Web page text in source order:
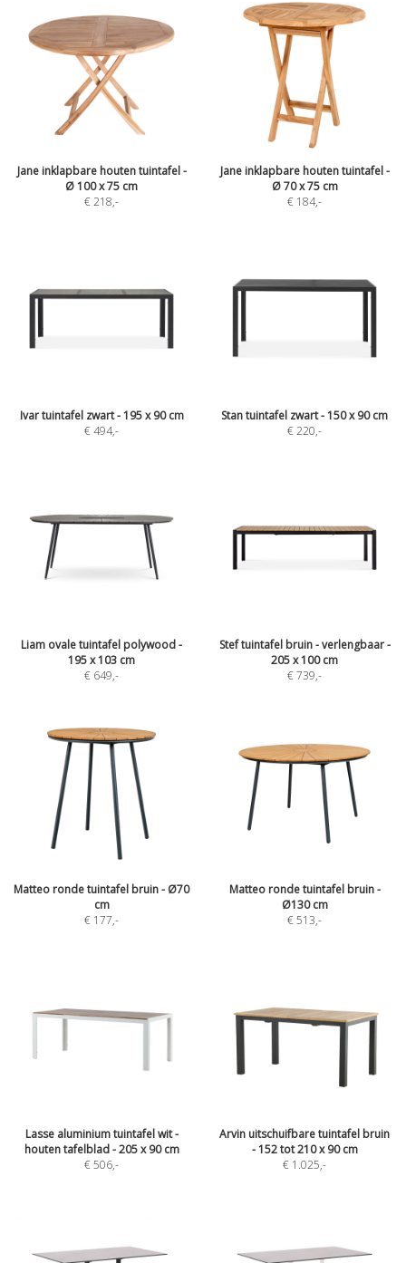
Jane inklapbare houten tuintafel -
Ø 100 x 75 cm
€ 218,-
Jane inklapbare houten tuintafel -
Ø 70 x 75 cm
€ 184,-
Ivar tuintafel zwart - 195 x 90 cm
€ 494,-
Stan tuintafel zwart - 150 x 90 cm
€ 220,-
Liam ovale tuintafel polywood -
195 x 103 cm
€ 649,-
Stef tuintafel bruin - verlengbaar -
205 x 100 cm
€ 739,-
Matteo ronde tuintafel bruin - Ø70
cm
€ 177,-
Matteo ronde tuintafel bruin -
Ø130 cm
€ 513,-
Lasse aluminium tuintafel wit -
houten tafelblad - 205 x 90 cm
€ 506,-
Arvin uitschuifbare tuintafel bruin
- 152 tot 210 x 90 cm
€ 1.025,-